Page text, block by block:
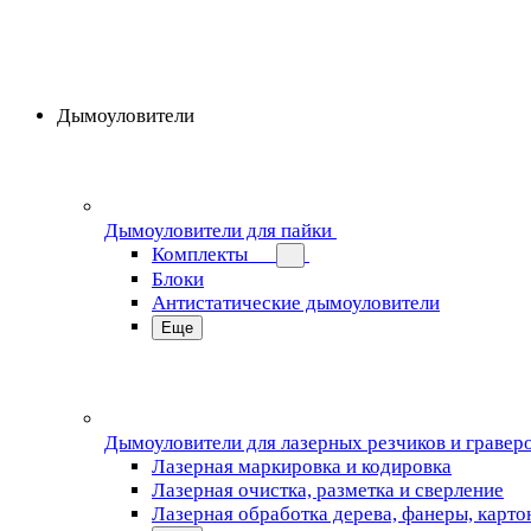
Дымоуловители
Дымоуловители для пайки
Комплекты
Блоки
Антистатические дымоуловители
Еще
Дымоуловители для лазерных резчиков и
Лазерная маркировка и кодировка
Лазерная очистка, разметка и сверление
Лазерная обработка дерева, фанеры,